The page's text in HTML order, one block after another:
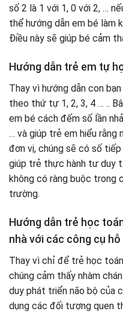
số 2 là 1 với 1, 0 với 2, …
thể hướng dẫn em bé làm
Điều này sẽ giúp bé cảm
Hướng dẫn trẻ em tự
Thay vì hướng dẫn con
theo thứ tự 1, 2, 3, 4 … ..
em bé cách đếm số lần
… và giúp trẻ em hiểu rằng
đơn vị, chúng sẽ có số
giúp trẻ thực hành tư duy
không có ràng buộc trong
trường.
Hướng dẫn trẻ học
nhà với các công cụ
Thay vì chỉ để trẻ học
chúng cảm thấy nhàm
duy phát triển não bộ của
dụng các đối tượng quen